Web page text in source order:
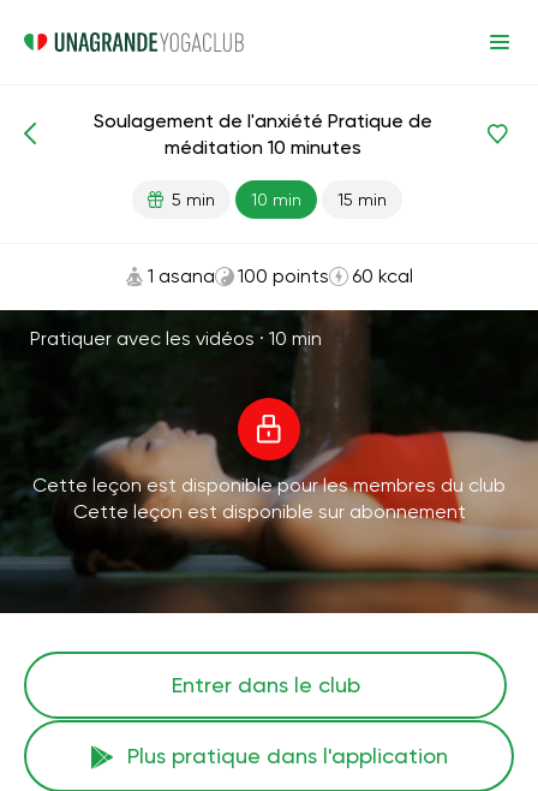
Méditations et respiration Relaxation
Soulagement de l'anxiété Pratique de
méditation 10 minutes
5 min 10 min 15 min
1 asana 100 points 60 kcal
Pratiquer avec les vidéos · 10 min
Cette leçon est disponible pour les membres du club
Cette leçon est disponible sur abonnement
Entrer dans le club
Plus pratique dans l'application